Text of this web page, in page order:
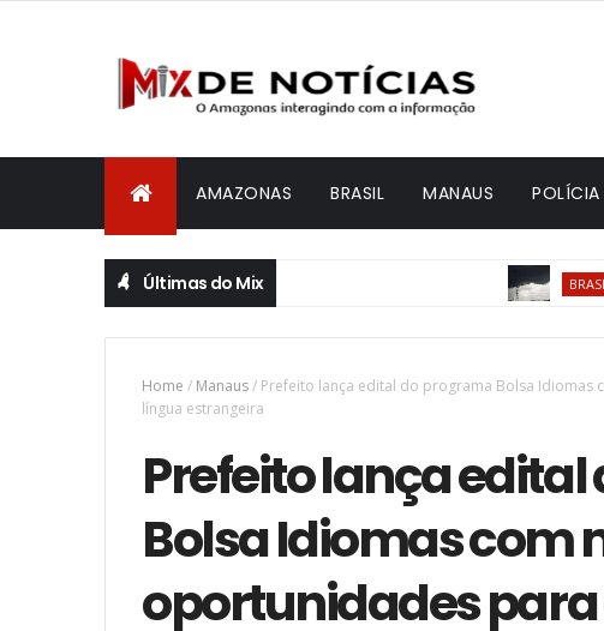
AMAZONAS BRASIL MANAUS POLÍCIA
Últimas do Mix BRASIL
Home / Manaus/ Prefeito lança edital do programa Bolsa
língua estrangeira
Prefeito lança
Bolsa Idiomas com
oportunidades para